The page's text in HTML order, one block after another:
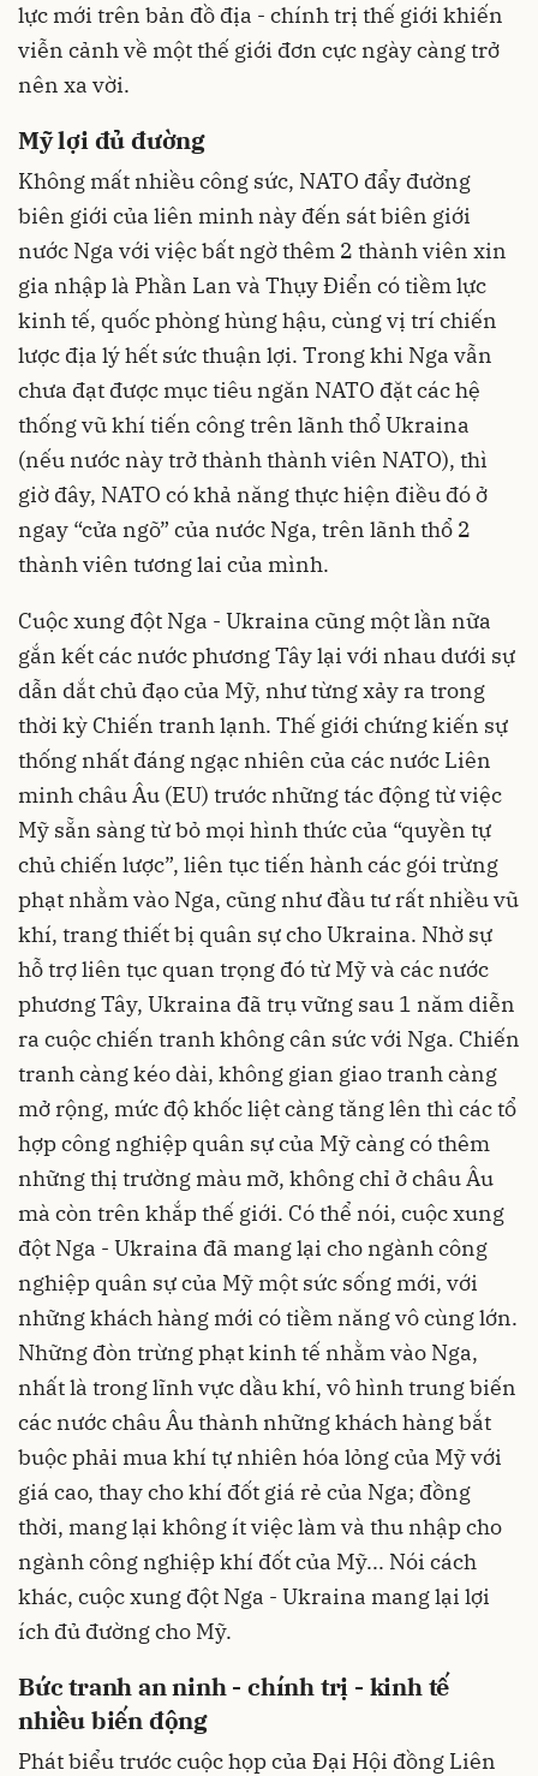
lực mới trên bản đồ địa - chính trị thế giới khiến
viễn cảnh về một thế giới đơn cực ngày càng trở
nên xa vời.
Mỹ lợi đủ đường
Không mất nhiều công sức, NATO đẩy đường
biên giới của liên minh này đến sát biên giới
nước Nga với việc bất ngờ thêm 2 thành viên xin
gia nhập là Phần Lan và Thụy Điển có tiềm lực
kinh tế, quốc phòng hùng hậu, cùng vị trí chiến
lược địa lý hết sức thuận lợi. Trong khi Nga vẫn
chưa đạt được mục tiêu ngăn NATO đặt các hệ
thống vũ khí tiến công trên lãnh thổ Ukraina
(nếu nước này trở thành thành viên NATO), thì
giờ đây, NATO có khả năng thực hiện điều đó ở
ngay “cửa ngõ” của nước Nga, trên lãnh thổ 2
thành viên tương lai của mình.
Cuộc xung đột Nga - Ukraina cũng một lần nữa
gắn kết các nước phương Tây lại với nhau dưới sự
dẫn dắt chủ đạo của Mỹ, như từng xảy ra trong
thời kỳ Chiến tranh lạnh. Thế giới chứng kiến sự
thống nhất đáng ngạc nhiên của các nước Liên
minh châu Âu (EU) trước những tác động từ việc
Mỹ sẵn sàng từ bỏ mọi hình thức của “quyền tự
chủ chiến lược”, liên tục tiến hành các gói trừng
phạt nhằm vào Nga, cũng như đầu tư rất nhiều vũ
khí, trang thiết bị quân sự cho Ukraina. Nhờ sự
hỗ trợ liên tục quan trọng đó từ Mỹ và các nước
phương Tây, Ukraina đã trụ vững sau 1 năm diễn
ra cuộc chiến tranh không cân sức với Nga. Chiến
tranh càng kéo dài, không gian giao tranh càng
mở rộng, mức độ khốc liệt càng tăng lên thì các tổ
hợp công nghiệp quân sự của Mỹ càng có thêm
những thị trường màu mỡ, không chỉ ở châu Âu
mà còn trên khắp thế giới. Có thể nói, cuộc xung
đột Nga - Ukraina đã mang lại cho ngành công
nghiệp quân sự của Mỹ một sức sống mới, với
những khách hàng mới có tiềm năng vô cùng lớn.
Những đòn trừng phạt kinh tế nhằm vào Nga,
nhất là trong lĩnh vực dầu khí, vô hình trung biến
các nước châu Âu thành những khách hàng bắt
buộc phải mua khí tự nhiên hóa lỏng của Mỹ với
giá cao, thay cho khí đốt giá rẻ của Nga; đồng
thời, mang lại không ít việc làm và thu nhập cho
ngành công nghiệp khí đốt của Mỹ... Nói cách
khác, cuộc xung đột Nga - Ukraina mang lại lợi
ích đủ đường cho Mỹ.
Bức tranh an ninh - chính trị - kinh tế
nhiều biến động
Phát biểu trước cuộc họp của Đại Hội đồng Liên